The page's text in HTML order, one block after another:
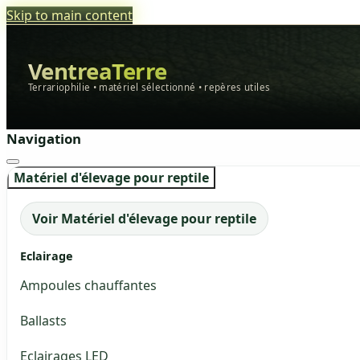
Skip to main content
VentreaTerre
Terrariophilie • matériel sélectionné • repères utiles
Navigation
Matériel d'élevage pour reptile
Voir Matériel d'élevage pour reptile
Eclairage
Ampoules chauffantes
Ballasts
Eclairages LED